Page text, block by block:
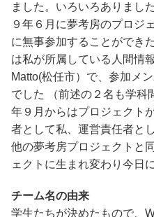
ました。いろいろありまし
９年６月に夢考房のプロジ
に無事参加することができ
は私が所属している人間情
Matto(松任市）で、参加メ
でした （前述の２名も学科
年９月からはプロジェクト
者として私、運営責任者と
他の夢考房プロジェクトと
ェクトに生まれ変わり今日
チーム名の由来
学生たちが決めたもので、